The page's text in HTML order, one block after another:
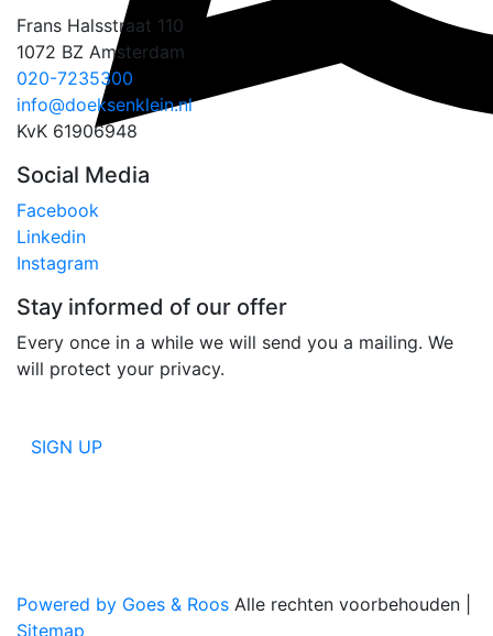
Frans Halsstraat 110
1072 BZ Amsterdam
020-7235300
info@doeksenklein.nl
KvK 61906948
Social Media
Facebook
Linkedin
Instagram
Stay informed of our offer
Every once in a while we will send you a mailing. We
will protect your privacy.
SIGN UP
Powered by Goes & Roos Alle rechten voorbehouden
Sitemap